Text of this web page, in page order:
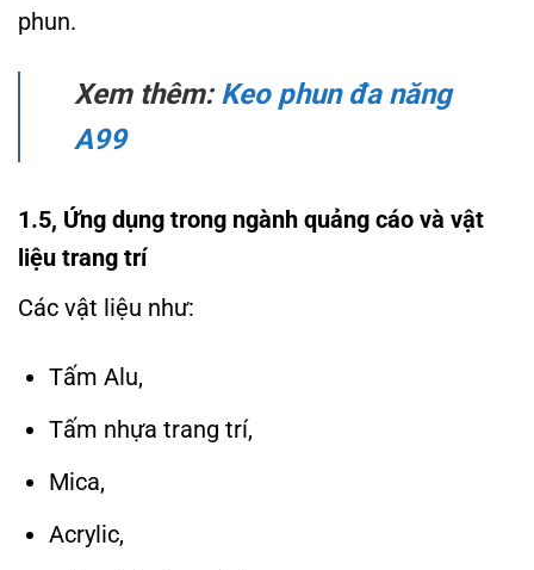
phun.
Xem thêm: Keo phun đa năng
A99
1.5, Ứng dụng trong ngành quảng cáo và vật
liệu trang trí
Các vật liệu như:
Tấm Alu,
Tấm nhựa trang trí,
Mica,
Acrylic,